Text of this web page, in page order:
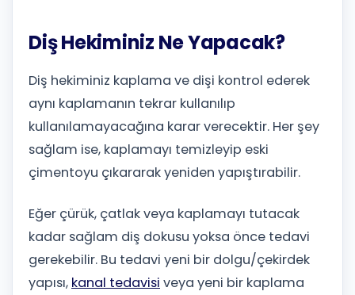
Diş Hekiminiz Ne Yapacak?
Diş hekiminiz kaplama ve dişi kontrol ederek
aynı kaplamanın tekrar kullanılıp
kullanılamayacağına karar verecektir. Her şey
sağlam ise, kaplamayı temizleyip eski
çimentoyu çıkararak yeniden yapıştırabilir.
Eğer çürük, çatlak veya kaplamayı tutacak
kadar sağlam diş dokusu yoksa önce tedavi
gerekebilir. Bu tedavi yeni bir dolgu/çekirdek
yapısı, kanal tedavisi veya yeni bir kaplama